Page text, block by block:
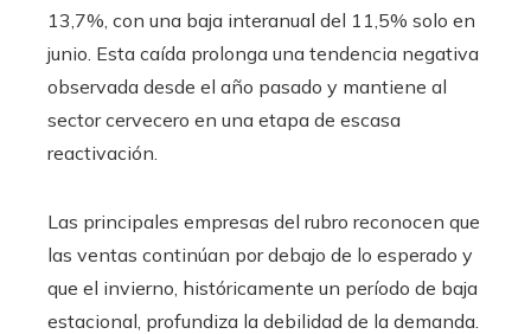
13,7%, con una baja interanual del 11,5% solo en
junio. Esta caída prolonga una tendencia negativa
observada desde el año pasado y mantiene al
sector cervecero en una etapa de escasa
reactivación.
Las principales empresas del rubro reconocen que
las ventas continúan por debajo de lo esperado y
que el invierno, históricamente un período de baja
estacional, profundiza la debilidad de la demanda.